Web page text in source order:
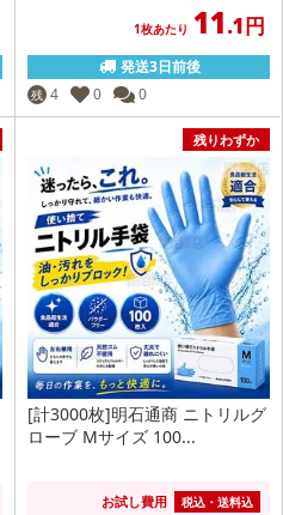
1枚あたり 11.1円
発送3日前後
残 4 0 0
残りわずか
[計3000枚]明石通商 ニトリルグ
ローブ Mサイズ 100...
お試し費用 税込・送料込